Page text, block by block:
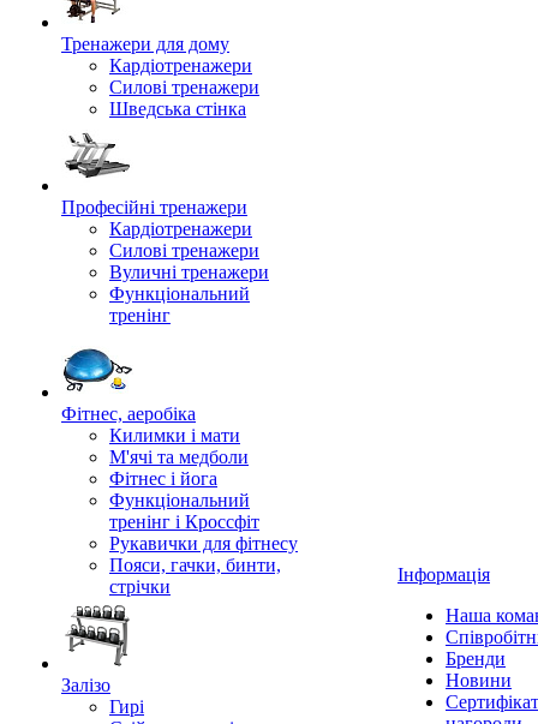
Тренажери для дому
Кардіотренажери
Силові тренажери
Шведська стінка
Професійні тренажери
Кардіотренажери
Силові тренажери
Вуличні тренажери
Функціональний
тренінг
Фітнес, аеробіка
Килимки і мати
М'ячі та медболи
Фітнес і йога
Функціональний
тренінг і Кроссфіт
Рукавички для фітнесу
Пояси, гачки, бинти,
стрічки
Залізо
Гирі
Інформація
Наша
Бренди
Новини